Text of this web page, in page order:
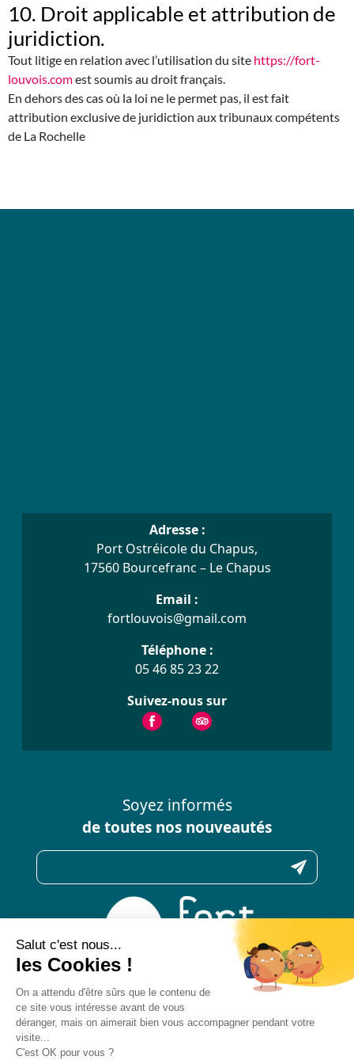
10. Droit applicable et attribution de
juridiction.
Tout litige en relation avec l’utilisation du site https://fort-
louvois.comest soumis au droit français.
En dehors des cas où la loi ne le permet pas, il est fait
attribution exclusive de juridiction aux tribunaux compétents
de La Rochelle
Adresse :
Port Ostréicole du Chapus,
17560 Bourcefranc – Le Chapus
Email :
fortlouvois@gmail.com
Téléphone :
05 46 85 23 22
Suivez-nous sur
Soyez informés
de toutes nos nouveautés
N’hésitez pas à nous contacter